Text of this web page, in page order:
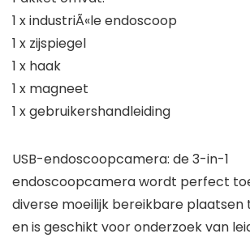
1 x industriÃ«le endoscoop
1 x zijspiegel
1 x haak
1 x magneet
1 x gebruikershandleiding
USB-endoscoopcamera: de 3-in-1
endoscoopcamera wordt perfect
diverse moeilijk bereikbare
en is geschikt voor onderzoek van